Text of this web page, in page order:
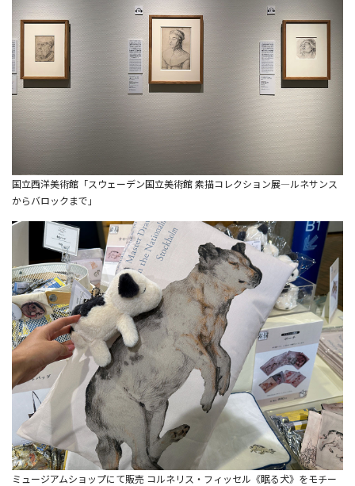
国立西洋美術館「スウェーデン国立美術館 素描コレクション展―ルネサンス
からバロックまで」
ミュージアムショップにて販売 コルネリス・フィッセル《眠る犬》をモチー